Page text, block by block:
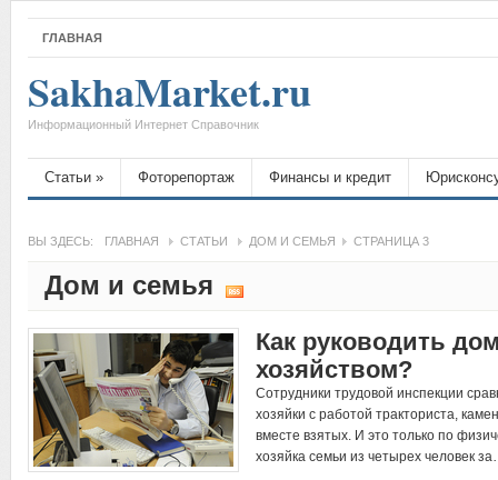
ГЛАВНАЯ
SakhaMarket.ru
Информационный Интернет Справочник
Статьи » Фоторепортаж Финансы и кредит
ВЫ ЗДЕСЬ: ГЛАВНАЯ СТАТЬИ ДОМ И СЕМЬЯ СТРАНИЦА 3
Дом и семья
Как руководить
хозяйством?
Сотрудники трудовой инспекции
хозяйки с работой тракториста,
вместе взятых. И это только по
хозяйка семьи из четырех человек